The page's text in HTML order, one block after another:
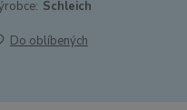
Schleich
Do oblíbených